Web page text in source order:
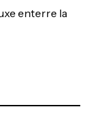
enterre la